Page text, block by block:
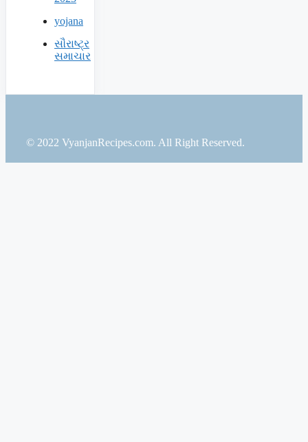
yojana
સૌરાષ્ટ્ર
સમાચાર
© 2022 VyanjanRecipes.com. All Right Reserved.